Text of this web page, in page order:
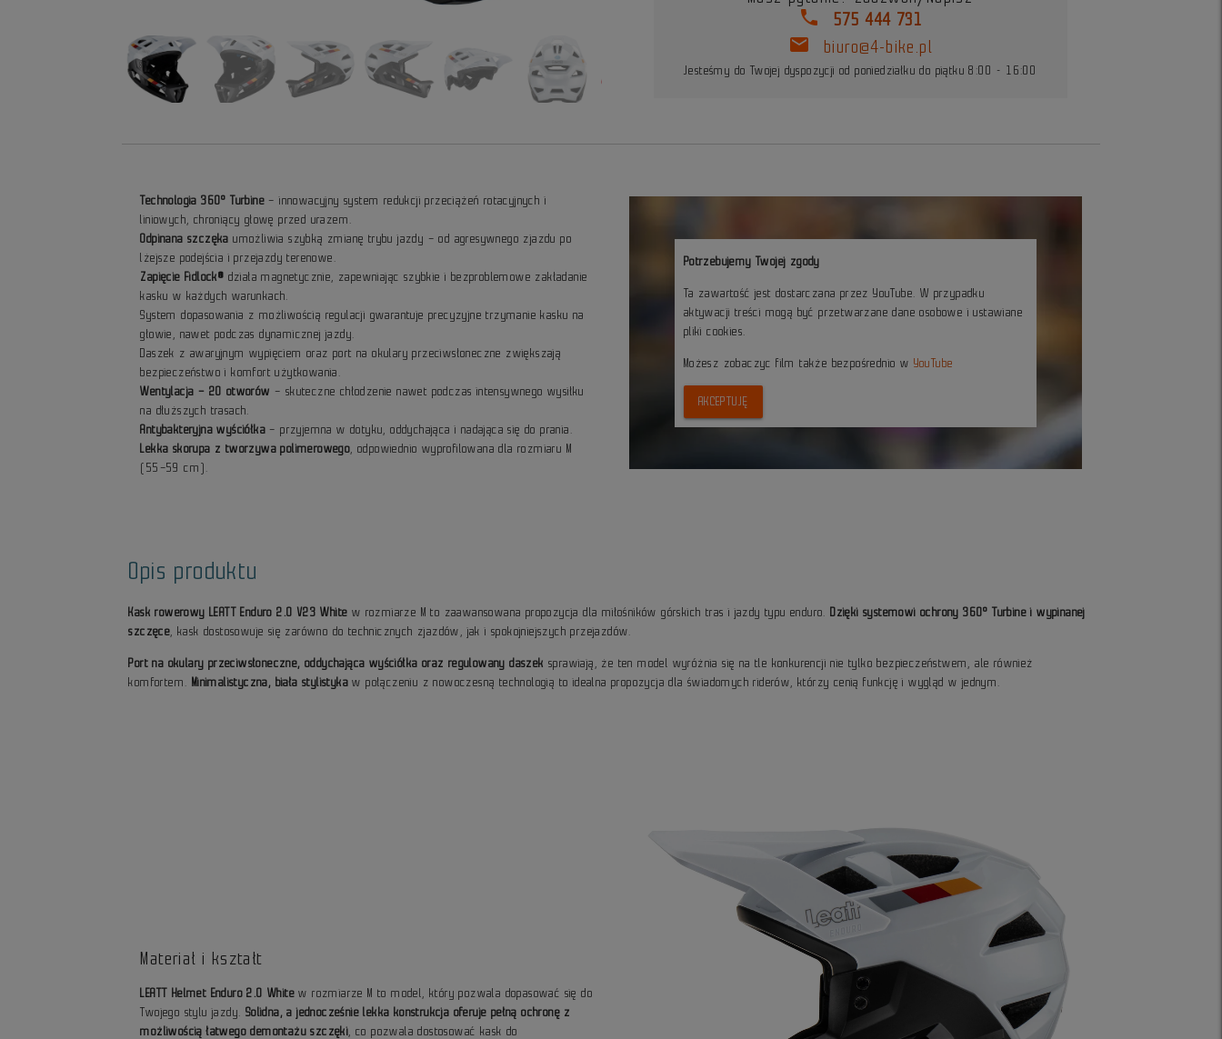
phone 575 444 731
mail biuro@4-bike.pl
Jesteśmy do Twojej dyspozycji od poniedziałku do piątku 8:00 - 16:00
Technologia 360° Turbine – innowacyjny system redukcji przeciążeń rotacyjnych i
liniowych, chroniący głowę przed urazem.
Odpinana szczęka umożliwia szybką zmianę trybu jazdy – od agresywnego zjazdu po
lżejsze podejścia i przejazdy terenowe.
Zapięcie Fidlock® działa magnetycznie, zapewniając szybkie i bezproblemowe zakładanie
kasku w każdych warunkach.
System dopasowania z możliwością regulacji gwarantuje precyzyjne trzymanie kasku na
głowie, nawet podczas dynamicznej jazdy.
Daszek z awaryjnym wypięciem oraz port na okulary przeciwsłoneczne zwiększają
bezpieczeństwo i komfort użytkowania.
Wentylacja – 20 otworów – skuteczne chłodzenie nawet podczas intensywnego wysiłku
na dłuższych trasach.
Antybakteryjna wyściółka – przyjemna w dotyku, oddychająca i nadająca się do prania.
Lekka skorupa z tworzywa polimerowego , odpowiednio wyprofilowana dla rozmiaru M
(55–59 cm).
Potrzebujemy Twojej zgody
Ta zawartość jest dostarczana przez YouTube. W przypadku
aktywacji treści mogą być przetwarzane dane osobowe i ustawiane
pliki cookies.
Możesz zobaczyc film także bezpośrednio w YouTube
AKCEPTUJĘ
Opis produktu
Kask rowerowy LEATT Enduro 2.0 V23 White w rozmiarze M to zaawansowana propozycja dla miłośników górskich tras i jazdy typu enduro. Dzięki systemowi ochrony 360° Turbine i wypinanej
szczęce , kask dostosowuje się zarówno do technicznych zjazdów, jak i spokojniejszych przejazdów.
Port na okulary przeciwsłoneczne, oddychająca wyściółka oraz regulowany daszek sprawiają, że ten model wyróżnia się na tle konkurencji nie tylko bezpieczeństwem, ale również
komfortem. Minimalistyczna, biała stylistyka w połączeniu z nowoczesną technologią to idealna propozycja dla świadomych riderów, którzy cenią funkcję i wygląd w jednym.
Materiał i kształt
LEATT Helmet Enduro 2.0 White w rozmiarze M to model, który pozwala dopasować się do
Twojego stylu jazdy. Solidna, a jednocześnie lekka konstrukcja oferuje pełną ochronę z
możliwością łatwego demontażu szczęki , co pozwala dostosować kask do